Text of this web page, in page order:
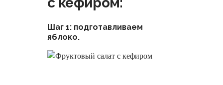
Шаг 1: подготавливаем
яблоко.